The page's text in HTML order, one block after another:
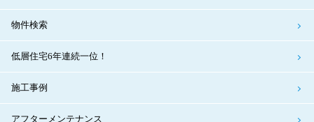
物件検索
低層住宅6年連続一位！
施工事例
アフターメンテナンス